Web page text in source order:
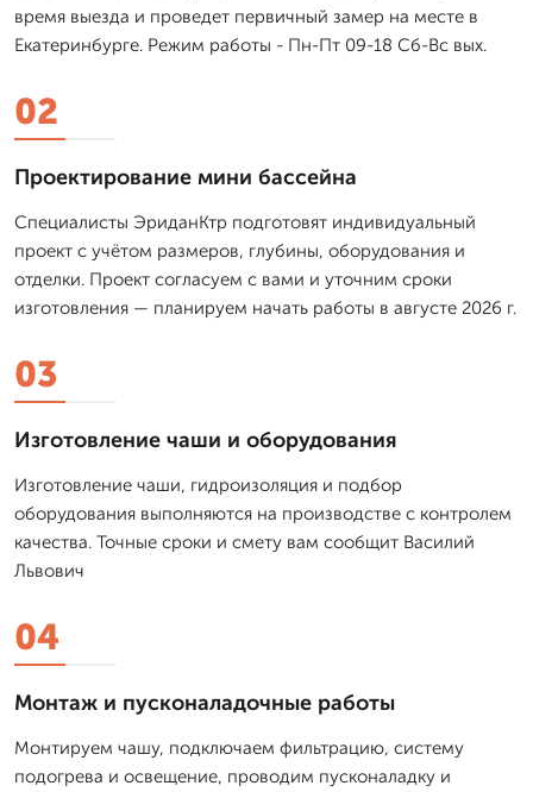
время выезда и проведет первичный замер на месте в
Екатеринбурге. Режим работы - Пн-Пт 09-18 Сб-Вс вых.
02
Проектирование мини бассейна
Специалисты ЭриданКтр подготовят индивидуальный
проект с учётом размеров, глубины, оборудования и
отделки. Проект согласуем с вами и уточним сроки
изготовления — планируем начать работы в августе 2026 г.
03
Изготовление чаши и оборудования
Изготовление чаши, гидроизоляция и подбор
оборудования выполняются на производстве с контролем
качества. Точные сроки и смету вам сообщит Василий
Львович
04
Монтаж и пусконаладочные работы
Монтируем чашу, подключаем фильтрацию, систему
подогрева и освещение, проводим пусконаладку и